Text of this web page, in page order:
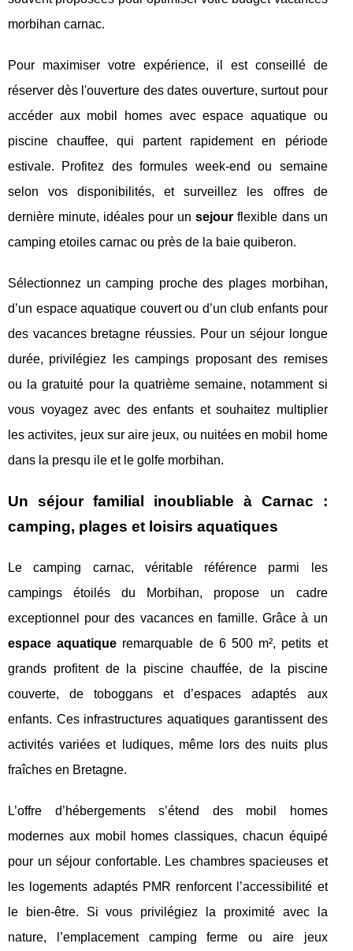
morbihan carnac.
Pour maximiser votre expérience, il est conseillé de
réserver dès l'ouverture des dates ouverture, surtout pour
accéder aux mobil homes avec espace aquatique ou
piscine chauffee, qui partent rapidement en période
estivale. Profitez des formules week-end ou semaine
selon vos disponibilités, et surveillez les offres de
dernière minute, idéales pour unsejour flexible dans un
camping etoiles carnac ou près de la baie quiberon.
Sélectionnez un camping proche des plages morbihan,
d’un espace aquatique couvert ou d’un club enfants pour
des vacances bretagne réussies. Pour un séjour longue
durée, privilégiez les campings proposant des remises
ou la gratuité pour la quatrième semaine, notamment si
vous voyagez avec des enfants et souhaitez multiplier
les activites, jeux sur aire jeux, ou nuitées en mobil home
dans la presqu ile et le golfe morbihan.
Un séjour familial inoubliable à Carnac :
camping, plages et loisirs aquatiques
Le camping carnac, véritable référence parmi les
campings étoilés du Morbihan, propose un cadre
exceptionnel pour des vacances en famille. Grâce à un
espace aquatique remarquable de 6 500 m², petits et
grands profitent de la piscine chauffée, de la piscine
couverte, de toboggans et d’espaces adaptés aux
enfants. Ces infrastructures aquatiques garantissent des
activités variées et ludiques, même lors des nuits plus
fraîches en Bretagne.
L’offre d’hébergements s’étend des mobil homes
modernes aux mobil homes classiques, chacun équipé
pour un séjour confortable. Les chambres spacieuses et
les logements adaptés PMR renforcent l’accessibilité et
le bien-être. Si vous privilégiez la proximité avec la
nature, l’emplacement camping ferme ou aire jeux